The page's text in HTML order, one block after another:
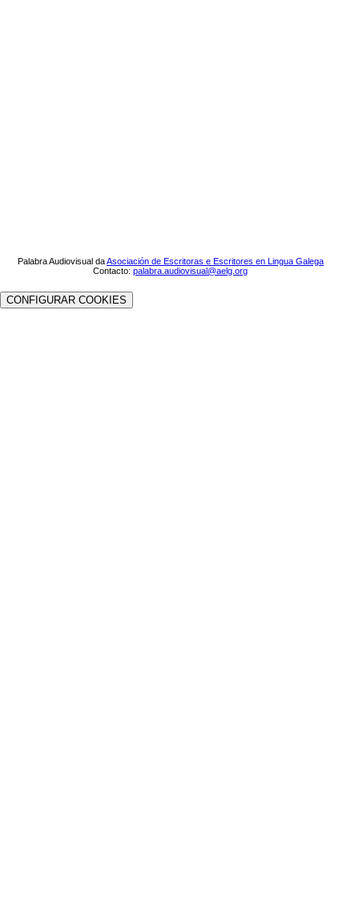
Palabra Audiovisual daAsociación de Escritoras e Escritores en Lingua Galega
Contacto:palabra.audiovisual@aelg.org
CONFIGURAR COOKIES